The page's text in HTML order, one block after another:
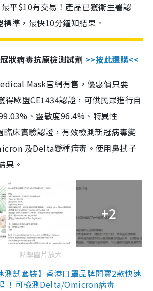
平$10有交易！產品已獲衛生署認
準，最快10分鐘知結果。
狀病毒抗原檢測試劑 >>按此選購<<
Mask官網有售，優惠價只要
得歐盟CE1434認證，可供民眾進行自
、靈敏度96.4%、特異性
床實驗認證，有效檢測新冠病毒變
及Delta變種病毒。使用鼻拭子
果。
+2
點擊圖片放大
測試套裝】香港口罩品牌開賣2款快速
！可檢測Delta/Omicron病毒